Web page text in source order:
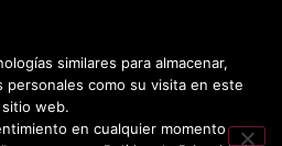
© 2026
similares para almacenar,
personales como su visita en este
sitio web.
en cualquier momento